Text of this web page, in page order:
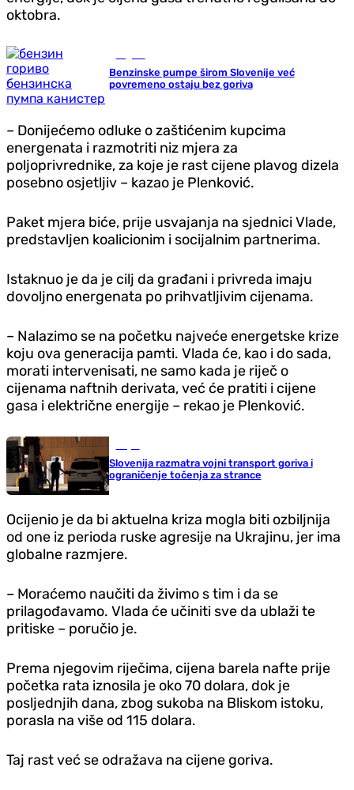
oktobra.
Benzinske pumpe širom Slovenije već
povremeno ostaju bez goriva
– Donijećemo odluke o zaštićenim kupcima
energenata i razmotriti niz mjera za
poljoprivrednike, za koje je rast cijene plavog dizela
posebno osjetljiv – kazao je Plenković.
Paket mjera biće, prije usvajanja na sjednici Vlade,
predstavljen koalicionim i socijalnim partnerima.
Istaknuo je da je cilj da građani i privreda imaju
dovoljno energenata po prihvatljivim cijenama.
– Nalazimo se na početku najveće energetske krize
koju ova generacija pamti. Vlada će, kao i do sada,
morati intervenisati, ne samo kada je riječ o
cijenama naftnih derivata, već će pratiti i cijene
gasa i električne energije – rekao je Plenković.
Slovenija razmatra vojni transport goriva i
ograničenje točenja za strance
Ocijenio je da bi aktuelna kriza mogla biti ozbiljnija
od one iz perioda ruske agresije na Ukrajinu, jer ima
globalne razmjere.
– Moraćemo naučiti da živimo s tim i da se
prilagođavamo. Vlada će učiniti sve da ublaži te
pritiske – poručio je.
Prema njegovim riječima, cijena barela nafte prije
početka rata iznosila je oko 70 dolara, dok je
posljednjih dana, zbog sukoba na Bliskom istoku,
porasla na više od 115 dolara.
Taj rast već se odražava na cijene goriva.